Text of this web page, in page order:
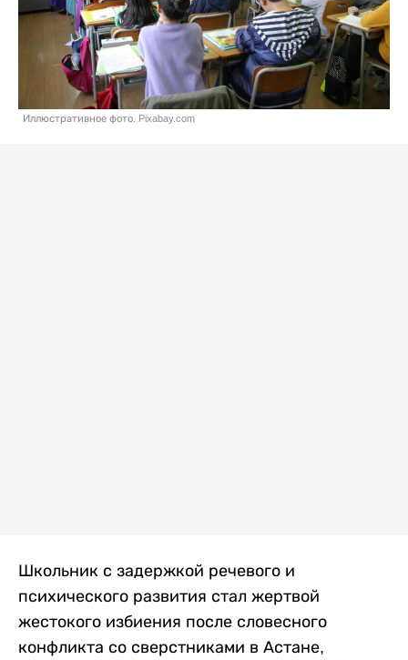
Иллюстративное фото. Pixabay.com
Школьник с задержкой речевого и
психического развития стал жертвой
жестокого избиения после словесного
конфликта со сверстниками в Астане,